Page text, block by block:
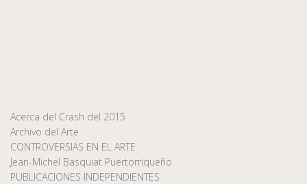
Acerca del Crash del 2015
Archivo del Arte
CONTROVERSIAS EN EL ARTE
Jean-Michel Basquiat Puertorriqueño
PUBLICACIONES INDEPENDIENTES